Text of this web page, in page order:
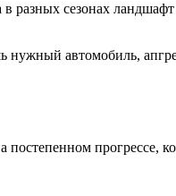
разных сезонах
автомобиль,
прогрессе,